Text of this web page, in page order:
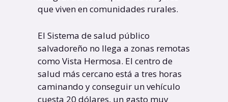
que viven en comunidades rurales.
El Sistema de salud público
salvadoreño no llega a zonas remotas
como Vista Hermosa. El centro de
salud más cercano está a tres horas
caminando y conseguir un vehículo
cuesta 20 dólares, un gasto muy